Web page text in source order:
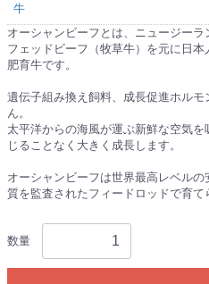
牛
オーシャンビーフとは、ニュージー
フェッドビーフ（牧草牛）を元に日
肥育牛です。
遺伝子組み換え飼料、成長促進ホル
ん。
太平洋からの海風が運ぶ新鮮な空気
じることなく大きく成長します。
オーシャンビーフは世界最高レベル
質を監査されたフィードロッドで育て
数量